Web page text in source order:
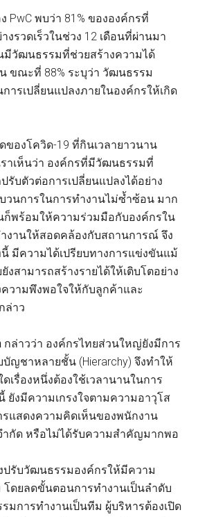
PwC พบว่า 81% ขององค์กรที่
งรวดเร็วในช่วง 12 เดือนที่ผ่านมา
มีวัฒนธรรมที่ช่วยสร้างความได้
ขณะที่ 88% ระบุว่า วัฒนธรรม
ารเปลี่ยนแปลงภายในองค์กรให้เกิด
ของโควิด-19 ที่กินเวลายาวนาน
ราเห็นว่า องค์กรที่มีวัฒนธรรมที่
รับตัวต่อการเปลี่ยนแปลงได้อย่าง
บวนการในการทำงานไม่ซ้ำซ้อน มาก
พร้อมให้ความร่วมมือกับองค์กรใน
งานให้สอดคล้องกับสถานการณ์ จึง
มีความได้เปรียบทางการแข่งขันแม้
งสามารถสร้างรายได้ให้เติบโตอย่าง
ความพึงพอใจให้กับลูกค้าและ
กล่าว
กล่าวว่า องค์กรไทยส่วนใหญ่ยังมีการ
ญชาหลายชั้น (Hierarchy) จึงทำให้
ดเรื่องหนึ่งต้องใช้เวลานานในการ
ยังมีความเกรงใจตามความอาวุโส
รแสดงความคิดเห็นของพนักงาน
ำกัด หรือไม่ได้รับความสำคัญมากพอ
ปรับวัฒนธรรมองค์กรให้มีความ
โดยลดขั้นตอนการทำงานเป็นลำดับ
มการทำงานเป็นทีม ผู้บริหารต้องเปิด